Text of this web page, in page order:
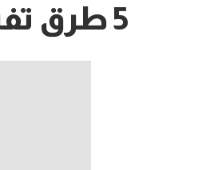
5 طرق تفسد بها نجاحك دون أن تدري بذلك